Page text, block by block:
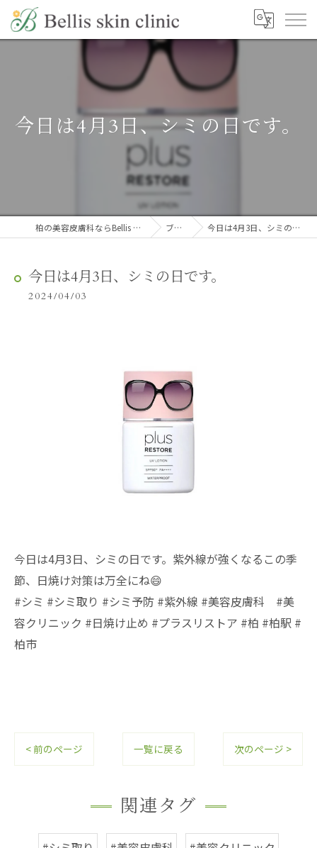
今日は4月3日、シミの日です。
柏の美容皮膚科ならBellis skin clinic ブログ 今日は4月3日、シミの日です。
今日は4月3日、シミの日です。
2024/04/03
今日は4月3日、シミの日です。紫外線が強くなるこの季
節、日焼け対策は万全にね😄
#シミ #シミ取り #シミ予防 #紫外線 #美容皮膚科 #美
容クリニック #日焼け止め #プラスリストア #柏 #柏駅 #
柏市
< 前のページ 一覧に戻る 次のページ >
関連タグ